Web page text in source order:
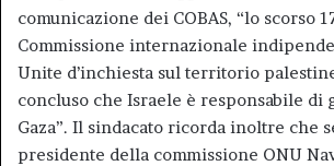
comunicazione dei COBAS, “lo scorso
Commissione internazionale
Unite d’inchiesta sul territorio
concluso che Israele è responsabile di
Gaza”. Il sindacato ricorda inoltre che
presidente della commissione ONU